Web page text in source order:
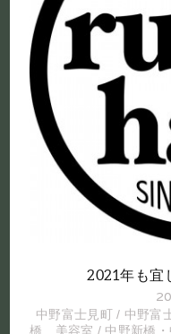
2021年も宜
中野富士見町/ 中野富
橋 美容室 / 中野新橋